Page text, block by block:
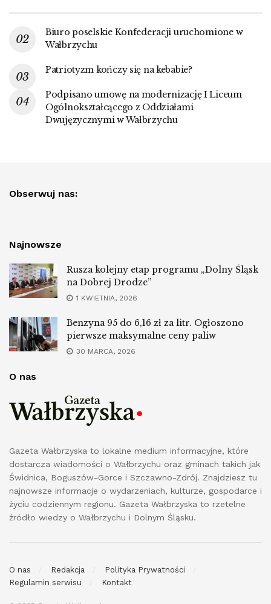
Biuro poselskie Konfederacji uruchomione w
Wałbrzychu
Patriotyzm kończy się na kebabie?
Podpisano umowę na modernizację I Liceum
Ogólnokształcącego z Oddziałami
Dwujęzycznymi w Wałbrzychu
Obserwuj nas:
Najnowsze
Rusza kolejny etap programu „Dolny Śląsk
na Dobrej Drodze”
1 KWIETNIA, 2026
Benzyna 95 do 6,16 zł za litr. Ogłoszono
pierwsze maksymalne ceny paliw
30 MARCA, 2026
O nas
Gazeta Wałbrzyska to lokalne medium informacyjne, które
dostarcza wiadomości o Wałbrzychu oraz gminach takich jak
Świdnica, Boguszów-Gorce i Szczawno-Zdrój. Znajdziesz tu
najnowsze informacje o wydarzeniach, kulturze, gospodarce i
życiu codziennym regionu. Gazeta Wałbrzyska to rzetelne
źródło wiedzy o Wałbrzychu i Dolnym Śląsku.
O nas Redakcja
Polityka Prywatności
Regulamin serwisu
Kontakt